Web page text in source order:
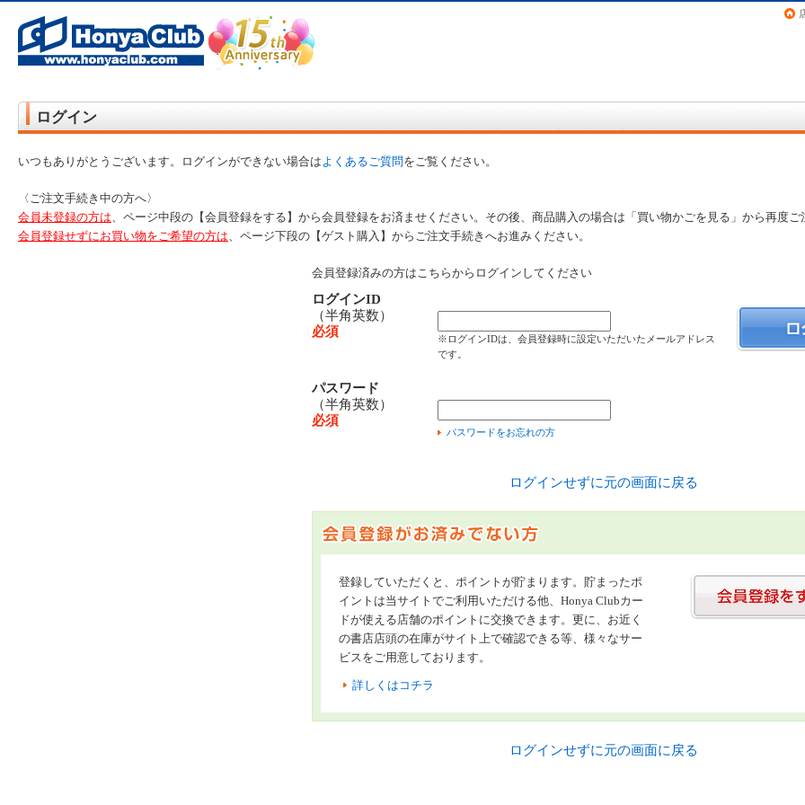
ログイン
いつもありがとうございます。ログインができない場合はよくあるご質問をご覧ください。
〈ご注文手続き中の方へ〉
会員未登録の方は、ページ中段の【会員登録をする】から会員登録をお済ませください。その後、商品購入の場合は「買い物かごを見る」から再度ご
会員登録せずにお買い物をご希望の方は、ページ下段の【ゲスト購入】からご注文手続きへお進みください。
会員登録済みの方はこちらからログインしてください
ログインID
（半角英数）
必須
※ログインIDは、会員登録時に設定いただいたメールアドレス
です。
パスワード
（半角英数）
必須
パスワードをお忘れの方
ログインせずに元の画面に戻る
登録していただくと、ポイントが貯まります。貯まったポ
イントは当サイトでご利用いただける他、Honya Clubカー
ドが使える店舗のポイントに交換できます。更に、お近く
の書店店頭の在庫がサイト上で確認できる等、様々なサー
ビスをご用意しております。
詳しくはコチラ
ログインせずに元の画面に戻る